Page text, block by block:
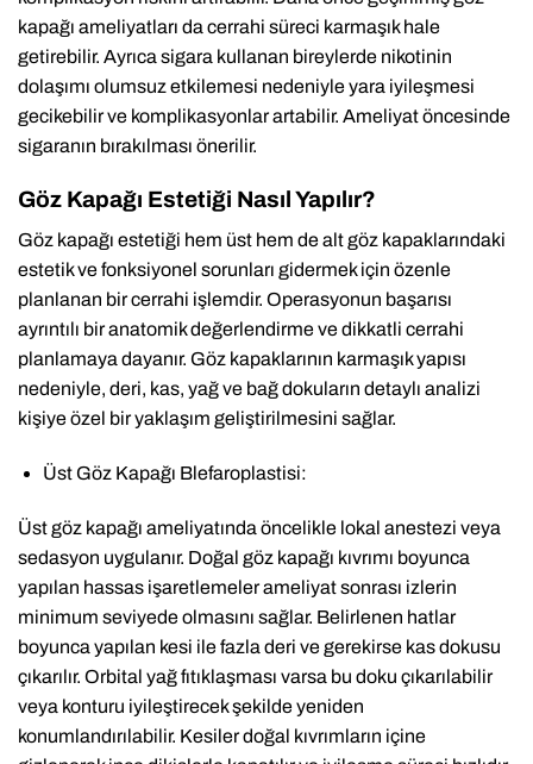
kapağı ameliyatları da cerrahi süreci karmaşık hale
getirebilir. Ayrıca sigara kullanan bireylerde nikotinin
dolaşımı olumsuz etkilemesi nedeniyle yara iyileşmesi
gecikebilir ve komplikasyonlar artabilir. Ameliyat öncesinde
sigaranın bırakılması önerilir.
Göz Kapağı Estetiği Nasıl Yapılır?
Göz kapağı estetiği hem üst hem de alt göz kapaklarındaki
estetik ve fonksiyonel sorunları gidermek için özenle
planlanan bir cerrahi işlemdir. Operasyonun başarısı
ayrıntılı bir anatomik değerlendirme ve dikkatli cerrahi
planlamaya dayanır. Göz kapaklarının karmaşık yapısı
nedeniyle, deri, kas, yağ ve bağ dokuların detaylı analizi
kişiye özel bir yaklaşım geliştirilmesini sağlar.
Üst Göz Kapağı Blefaroplastisi:
Üst göz kapağı ameliyatında öncelikle lokal anestezi veya
sedasyon uygulanır. Doğal göz kapağı kıvrımı boyunca
yapılan hassas işaretlemeler ameliyat sonrası izlerin
minimum seviyede olmasını sağlar. Belirlenen hatlar
boyunca yapılan kesi ile fazla deri ve gerekirse kas dokusu
çıkarılır. Orbital yağ fıtıklaşması varsa bu doku çıkarılabilir
veya konturu iyileştirecek şekilde yeniden
konumlandırılabilir. Kesiler doğal kıvrımların içine